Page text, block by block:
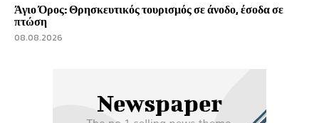
Άγιο Όρος: Θρησκευτικός τουρισμός σε άνοδο, έσοδα σε
πτώση
08.08.2026